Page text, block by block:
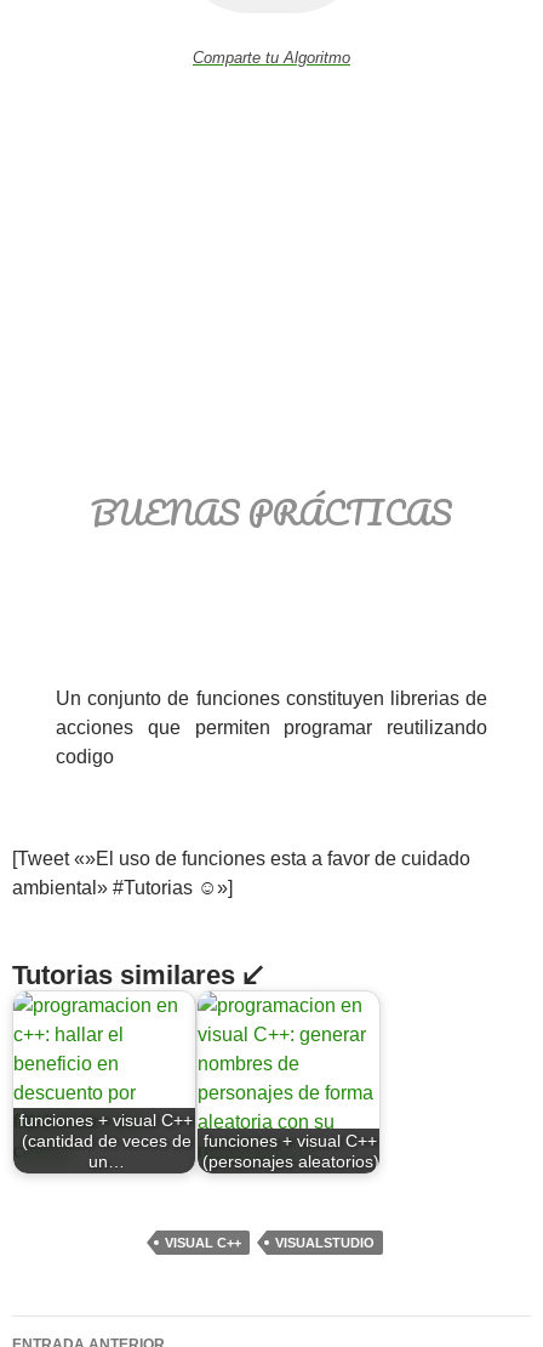
Comparte tu Algoritmo
BUENAS PRÁCTICAS
Un conjunto de funciones constituyen librerias de
acciones que permiten programar reutilizando
codigo
[Tweet «»El uso de funciones esta a favor de cuidado
ambiental» #Tutorias ☺»]
Tutorias similares ↙
funciones + visual C++
(cantidad de veces de
un…
funciones + visual C++
(personajes aleatorios)
VISUAL C++ VISUALSTUDIO
Navegación